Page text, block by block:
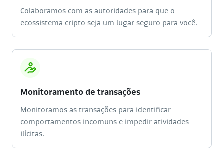
Colaboramos com as autoridades para que o
ecossistema cripto seja um lugar seguro para você.
Monitoramento de transações
Monitoramos as transações para identificar
comportamentos incomuns e impedir atividades
ilícitas.